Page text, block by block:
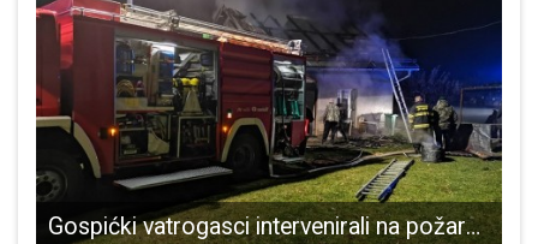
Gospićki vatrogasci intervenirali na požaru gospodarske zgrade u Mušaluku